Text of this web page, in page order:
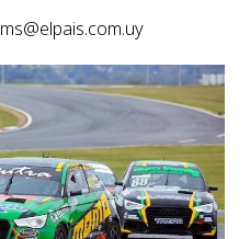
ms@elpais.com.uy